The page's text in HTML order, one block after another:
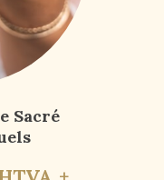
Sacré